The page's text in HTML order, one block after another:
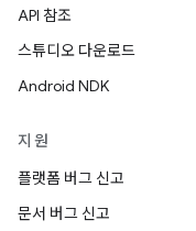
API 참조
스튜디오 다운로드
Android NDK
지원
플랫폼 버그 신고
문서 버그 신고